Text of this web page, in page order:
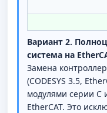
Вариант 2.
система на
Замена
(CODESYS 3.5,
модулями серии C
EtherCAT. Это